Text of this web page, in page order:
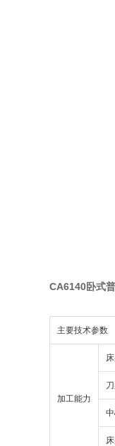
CA6140卧式
主要技术参数
加工能力